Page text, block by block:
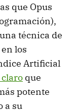
que Opus
técnica de
los
Artificial
que
potente
a su